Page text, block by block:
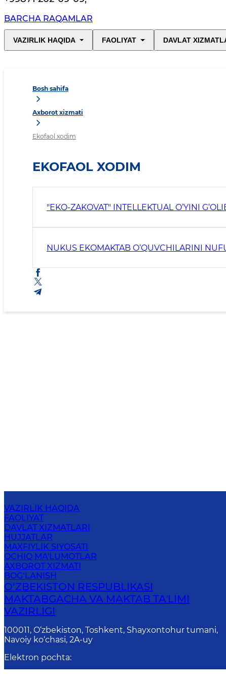
BARCHA RAQAMLAR
VAZIRLIK HAQIDA FAOLIYAT DAVLAT
Bosh sahifa
Axborot xizmati
Ekofaol xodim
EKOFAOL XODIM
"EKO-ZAKOVAT" INTELLEKTUAL O‘YINI
NUKUS EKOMAKTAB O‘QUVCHILARINI
VAZIRLIK HAQIDA
FAOLIYAT
DAVLAT XIZMATLARI
HUJJATLAR
MAXFIYLIK SIYOSATI
OCHIQ MA'LUMOTLAR
AXBOROT XIZMATI
BOG‘LANISH
O‘ZBEKISTON RESPUBLIKASI
MAKTABGACHA VA MAKTAB TAʼLIMI
VAZIRLIGI
100011, O‘zbekiston, Toshkent, Shayxontohur tumani,
Navoiy ko‘chasi, 2A-uy
Elektron pochta: